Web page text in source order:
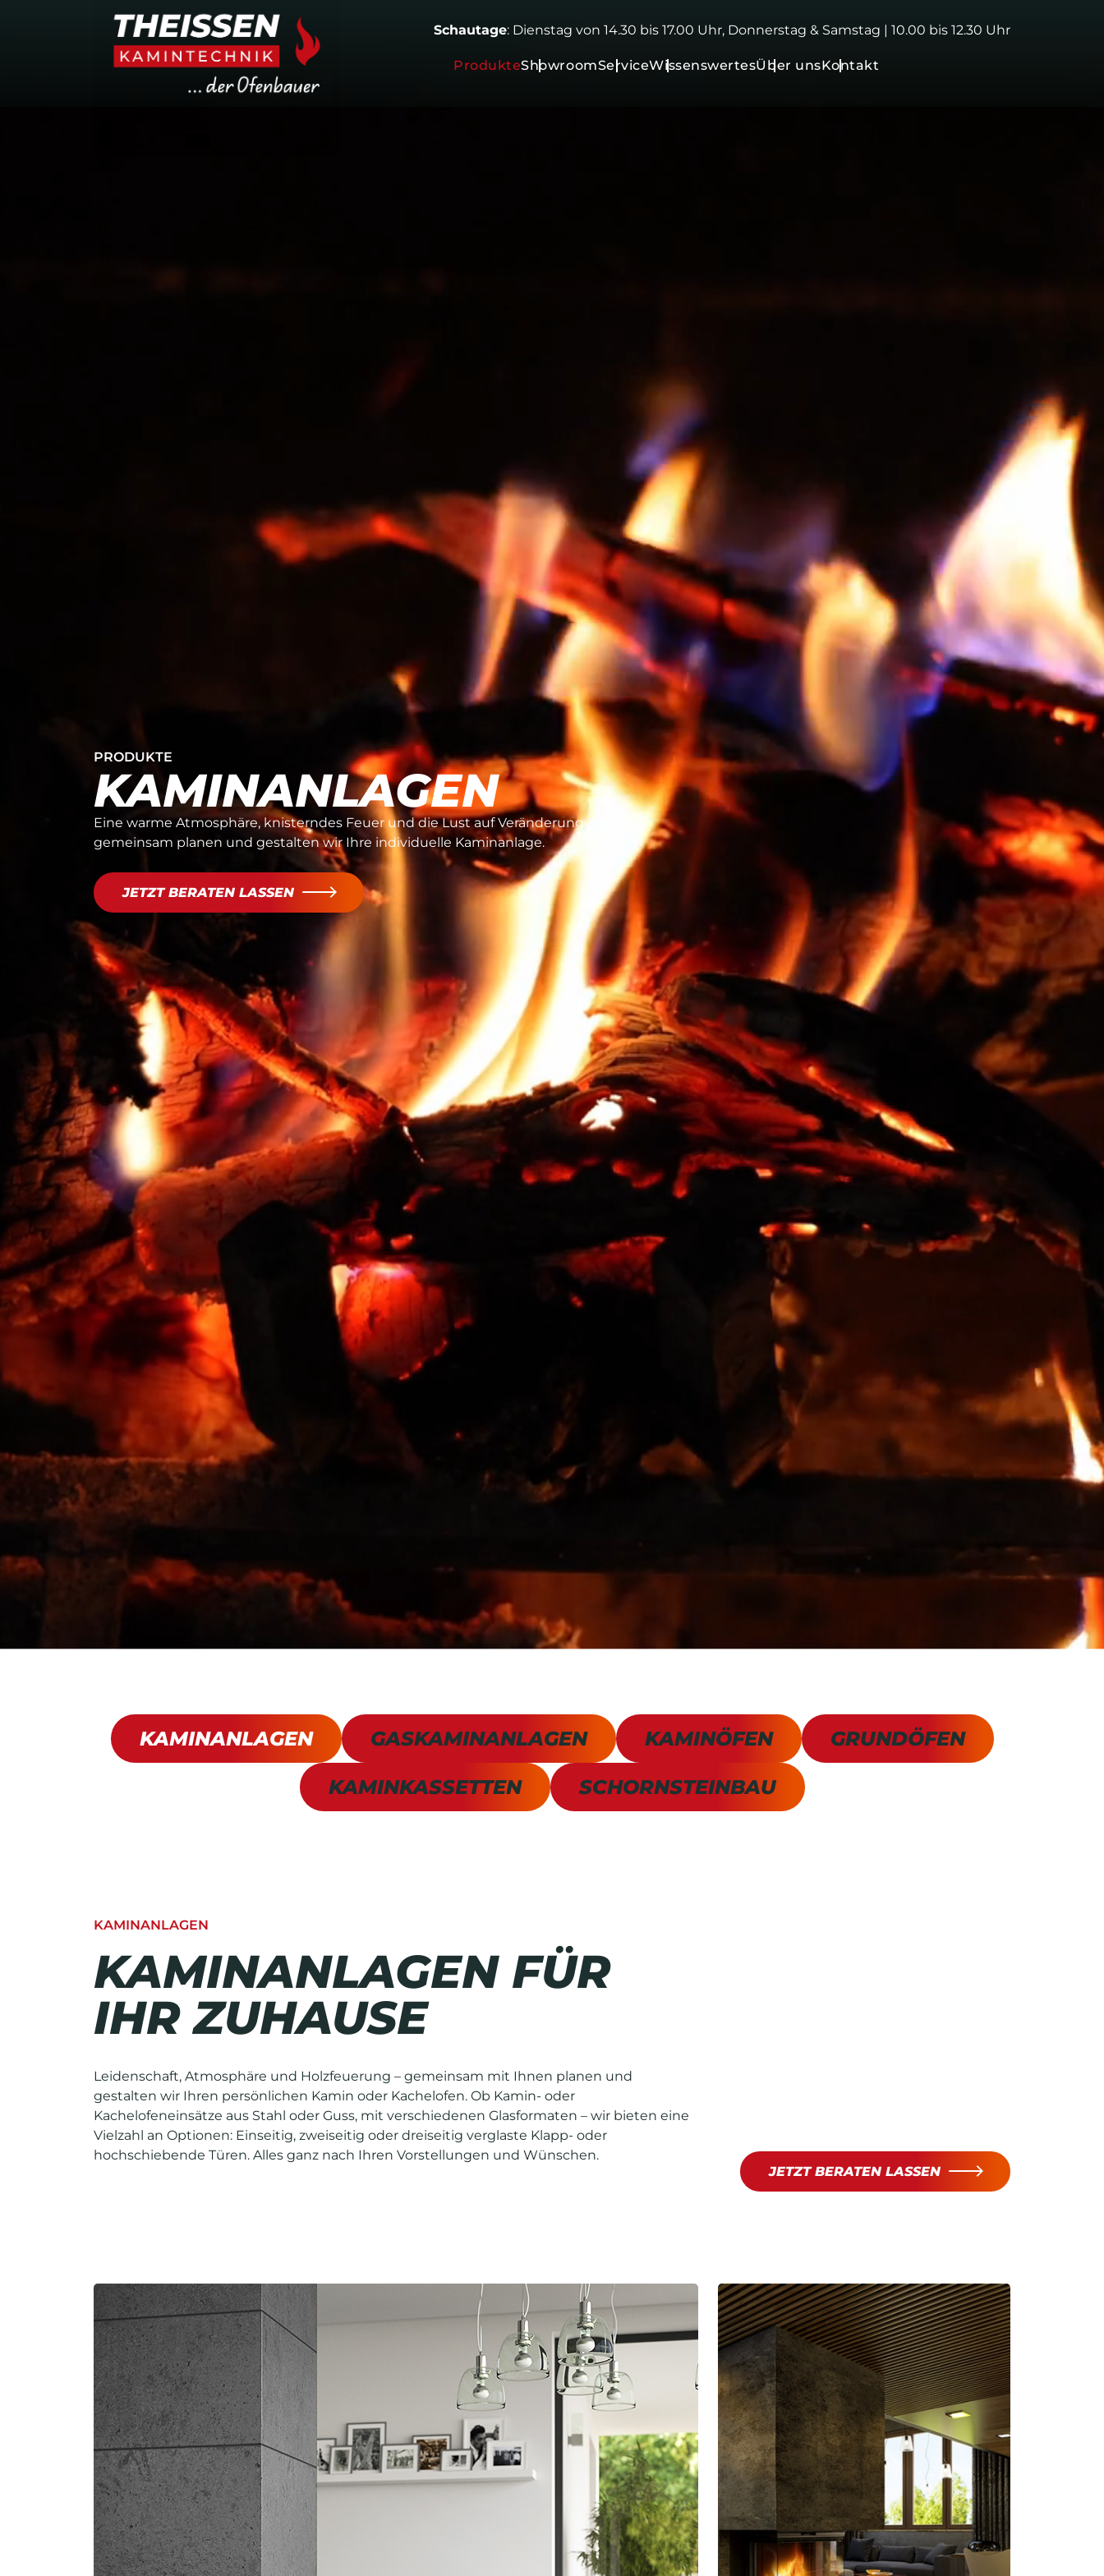
Schautage: Dienstag von 14.30 bis 17.00 Uhr, Donnerstag & Samstag | 10.00 bis 12.30 Uhr
ProdukteShowroomServiceWissenswertesÜber unsKontakt
PRODUKTE
KAMINANLAGEN
Eine warme Atmosphäre, knisterndes Feuer und die Lust auf Veränderung –
gemeinsam planen und gestalten wir Ihre individuelle Kaminanlage.
JETZT BERATEN LASSEN
KAMINANLAGEN GASKAMINANLAGEN KAMINÖFEN GRUNDÖFEN
KAMINKASSETTEN SCHORNSTEINBAU
KAMINANLAGEN
KAMINANLAGEN FÜR
IHR ZUHAUSE
Leidenschaft, Atmosphäre und Holzfeuerung – gemeinsam mit Ihnen planen und
gestalten wir Ihren persönlichen Kamin oder Kachelofen. Ob Kamin- oder
Kachelofeneinsätze aus Stahl oder Guss, mit verschiedenen Glasformaten – wir bieten eine
Vielzahl an Optionen: Einseitig, zweiseitig oder dreiseitig verglaste Klapp- oder
hochschiebende Türen. Alles ganz nach Ihren Vorstellungen und Wünschen.
JETZT BERATEN LASSEN